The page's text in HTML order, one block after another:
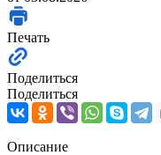
Печать
Поделиться
Поделиться
Описание